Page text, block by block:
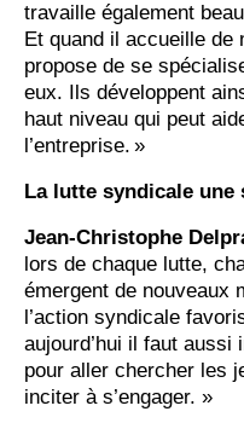
travaille également
Et quand il accueille de
propose de se
eux. Ils développent
haut niveau qui peut
l’entreprise. »
La lutte syndicale une
Jean-Christophe
lors de chaque lutte,
émergent de nouveaux
l’action syndicale
aujourd’hui il faut
pour aller chercher les
inciter à s’engager. »